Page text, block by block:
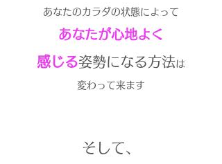
あなたのカラダの状態によって
あなたが心地よく
感じる姿勢になる方法は
​変わって来ます
そして、